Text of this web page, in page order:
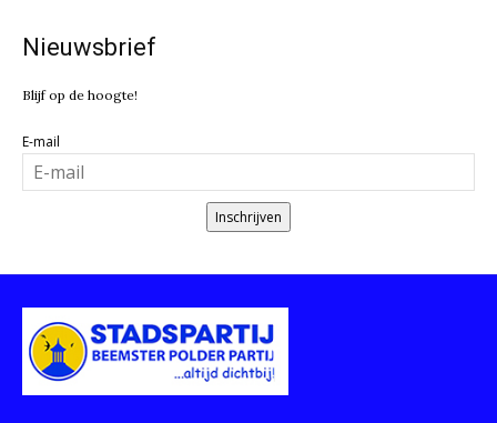
Nieuwsbrief
Blijf op de hoogte!
E-mail
Inschrijven